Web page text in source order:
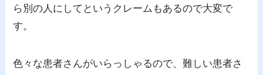
ら別の人にしてというクレームもあるので大変で
す。
色々な患者さんがいらっしゃるので、難しい患者さ